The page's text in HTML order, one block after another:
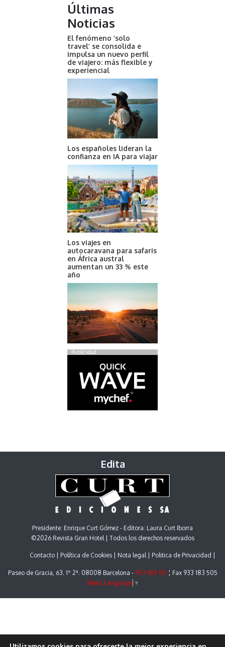
Últimas
Noticias
El fenómeno ‘solo
travel’ se consolida e
impulsa un nuevo perfil
de viajero: más flexible y
experiencial
Los españoles lideran la
confianza en IA para viajar
Los viajes en
autocaravana para safaris
en África austral
aumentan un 33 % este
año
Publicidad
Edita
Presidente: Enrique Curt Gómez - Editora: Laura Curt Iborra
©2026 Revista Gran Hotel | Todos los derechos reservados
Contacto Política de Cookies Nota legal Politica de Privacidad
Paseo de Gracia, 63. 1º 2ª. 08008 Barcelona - 933 180 101 ¦ Fax 933 183 505
Select Language ▼